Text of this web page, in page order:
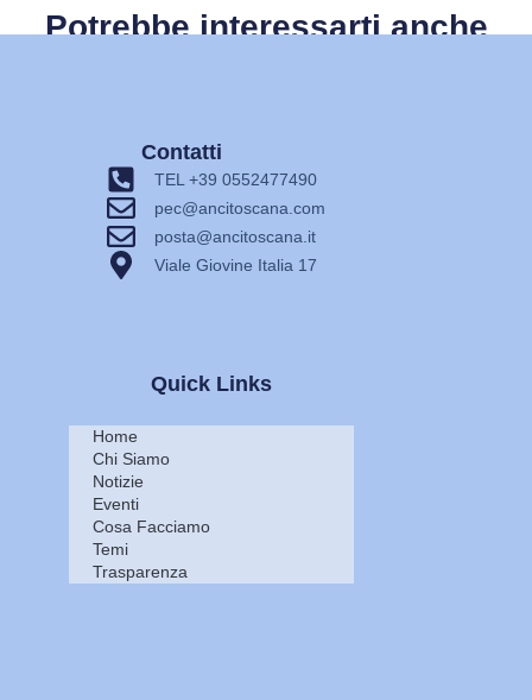
Potrebbe interessarti anche
Quick Links
Home
Chi Siamo
Notizie
Eventi
Cosa Facciamo
Temi
Trasparenza
Contatti
TEL +39 0552477490
pec@ancitoscana.com
posta@ancitoscana.it
Viale Giovine Italia 17